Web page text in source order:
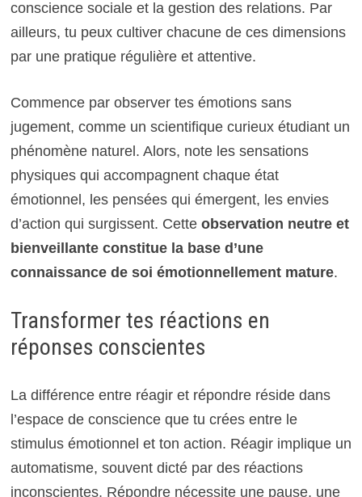
conscience sociale et la gestion des relations. Par
ailleurs, tu peux cultiver chacune de ces dimensions
par une pratique régulière et attentive.
Commence par observer tes émotions sans
jugement, comme un scientifique curieux étudiant un
phénomène naturel. Alors, note les sensations
physiques qui accompagnent chaque état
émotionnel, les pensées qui émergent, les envies
d’action qui surgissent. Cette observation neutre et
bienveillante constitue la base d’une
connaissance de soi émotionnellement mature.
Transformer tes réactions en
réponses conscientes
La différence entre réagir et répondre réside dans
l’espace de conscience que tu crées entre le
stimulus émotionnel et ton action. Réagir implique un
automatisme, souvent dicté par des réactions
inconscientes. Répondre nécessite une pause, une